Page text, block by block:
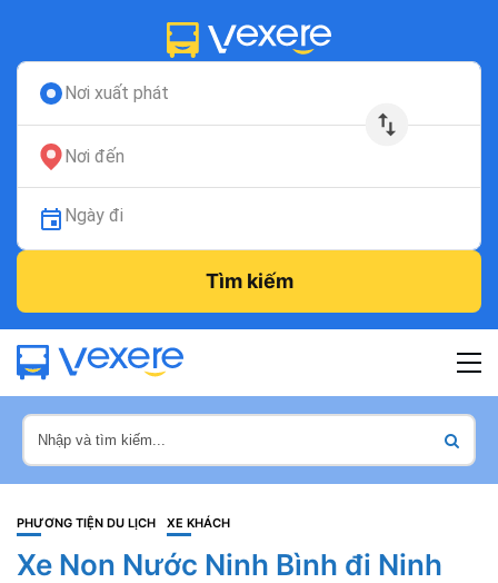
Nơi xuất phát
Nơi đến
Ngày đi
Tìm kiếm
PHƯƠNG TIỆN DU LỊCH XE KHÁCH
Xe Non Nước Ninh Bình đi Ninh